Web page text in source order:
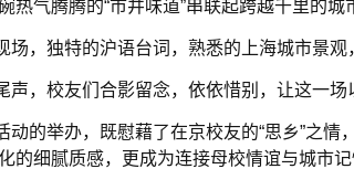
热气腾腾的“市井味道”串联起跨越千里的城
场，独特的沪语台词，熟悉的上海城市景
声，校友们合影留念，依依惜别，让这一
动的举办，既慰藉了在京校友的“思乡”之
的细腻质感，更成为连接母校情谊与城市记